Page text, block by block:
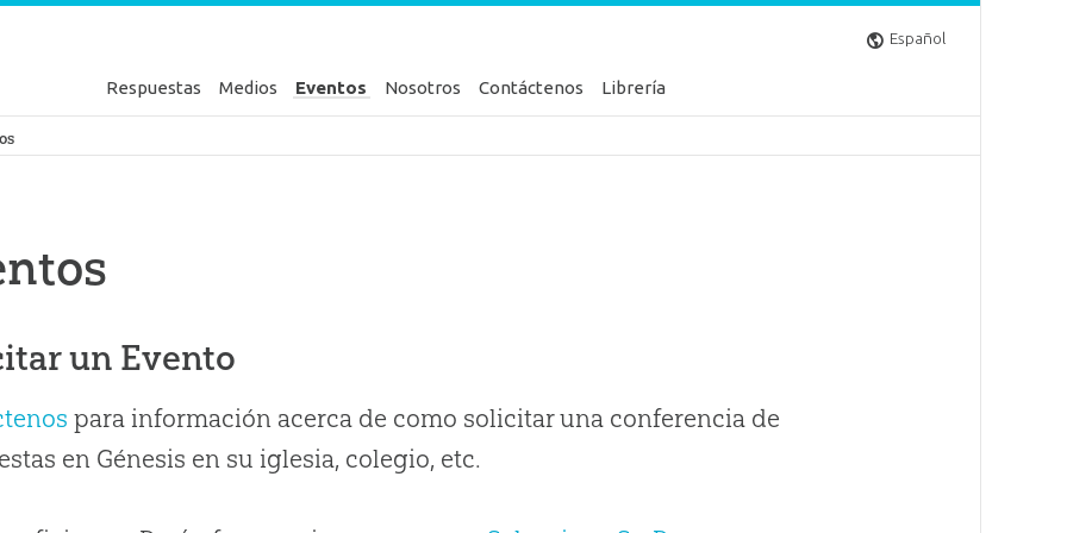
Español
Respuestas Medios Eventos Nosotros Contáctenos Librería
Génesis
un Evento
para información acerca de como solicitar una conferencia de
en Génesis en su iglesia, colegio, etc.